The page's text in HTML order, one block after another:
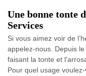
Une bonne tonte
Services
Si vous aimez voir de
appelez-nous. Depuis
faisant la tonte et
Pour quel usage